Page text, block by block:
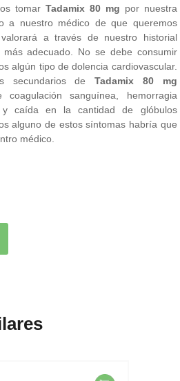
tomar Tadamix 80 mg por nuestra
a nuestro médico de que queremos
a través de nuestro historial
adecuado. No se debe consumir
algún tipo de dolencia cardiovascular.
secundarios deTadamix 80 mg
coagulación sanguínea, hemorragia
y caída en la cantidad de glóbulos
alguno de estos síntomas habría que
médico.